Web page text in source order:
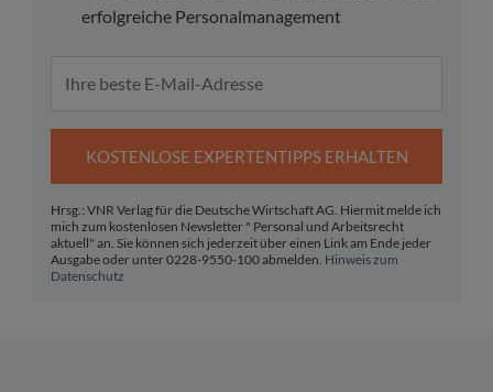
erfolgreiche Personalmanagement
KOSTENLOSE EXPERTENTIPPS ERHALTEN
Hrsg.: VNR Verlag für die Deutsche Wirtschaft AG. Hiermit melde ich
mich zum kostenlosen Newsletter " Personal und Arbeitsrecht
aktuell" an. Sie können sich jederzeit über einen Link am Ende jeder
Ausgabe oder unter 0228-9550-100 abmelden. Hinweis zum
Datenschutz